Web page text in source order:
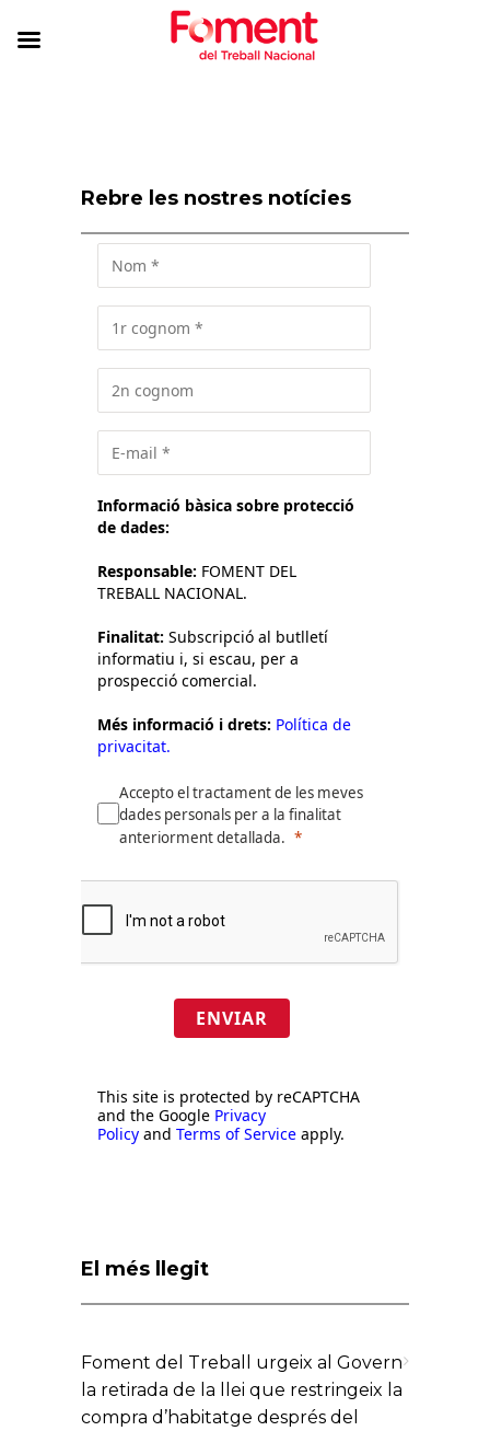
Rebre les nostres notícies
Informació bàsica sobre protecció
de dades:
Responsable: FOMENT DEL
TREBALL NACIONAL.
Finalitat: Subscripció al butlletí
informatiu i, si escau, per a
prospecció comercial.
Més informació i drets: Política de
privacitat.
Accepto el tractament de les meves
dades personals per a la finalitat
anteriorment detallada.
ENVIAR
This site is protected by reCAPTCHA
and the Google Privacy
Policy and Terms of Service apply.
El més llegit
Foment del Treball urgeix al Govern
la retirada de la llei que restringeix la
compra d’habitatge després del